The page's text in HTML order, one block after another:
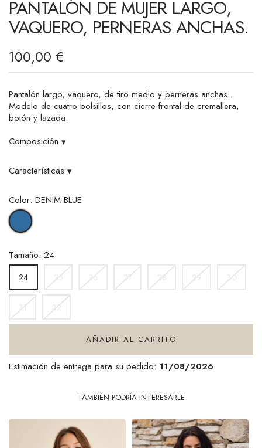
PANTALÓN DE MUJER LARGO,
VAQUERO, PERNERAS ANCHAS.
100,00 €
Pantalón largo, vaquero, de tiro medio y perneras anchas..
Modelo de cuatro bolsillos, con cierre frontal de cremallera,
botón y lazada.
Composición ▾
Características ▾
Color: DENIM BLUE
DENIM
BLUE
Tamaño: 24
24
AÑADIR AL CARRITO
Estimación de entrega para su pedido: 11/08/2026
TAMBIÉN PODRÍA INTERESARLE